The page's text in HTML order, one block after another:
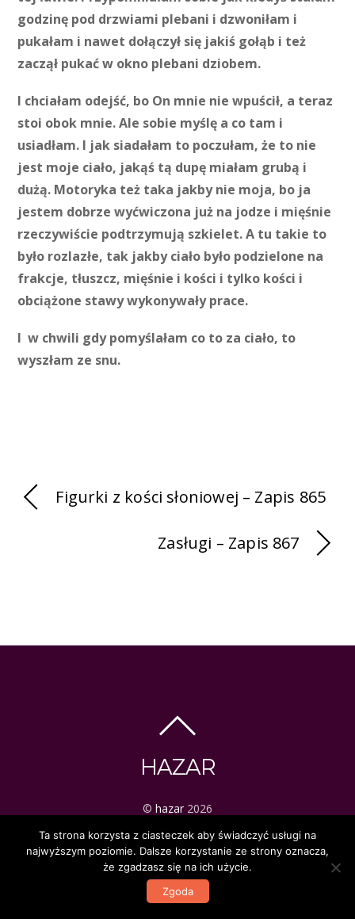
godzinę pod drzwiami plebani i dzwoniłam i
pukałam i nawet dołączył się jakiś gołąb i też
zaczął pukać w okno plebani dziobem.
I chciałam odejść, bo On mnie nie wpuścił, a teraz
stoi obok mnie. Ale sobie myślę a co tam i
usiadłam. I jak siadałam to poczułam, że to nie
jest moje ciało, jakąś tą dupę miałam grubą i
dużą. Motoryka też taka jakby nie moja, bo ja
jestem dobrze wyćwiczona już na jodze i mięśnie
rzeczywiście podtrzymują szkielet. A tu takie to
było rozlazłe, tak jakby ciało było podzielone na
frakcje, tłuszcz, mięśnie i kości i tylko kości i
obciążone stawy wykonywały prace.
I w chwili gdy pomyślałam co to za ciało, to
wyszłam ze snu.
Figurki z kości słoniowej – Zapis 865
Zasługi – Zapis 867
HAZAR
© hazar 2026
ezoteryka | tarot | mistyka
Ta strona korzysta z ciasteczek aby świadczyć usługi na
najwyższym poziomie. Dalsze korzystanie ze strony oznacza,
że zgadzasz się na ich użycie.
Zgoda